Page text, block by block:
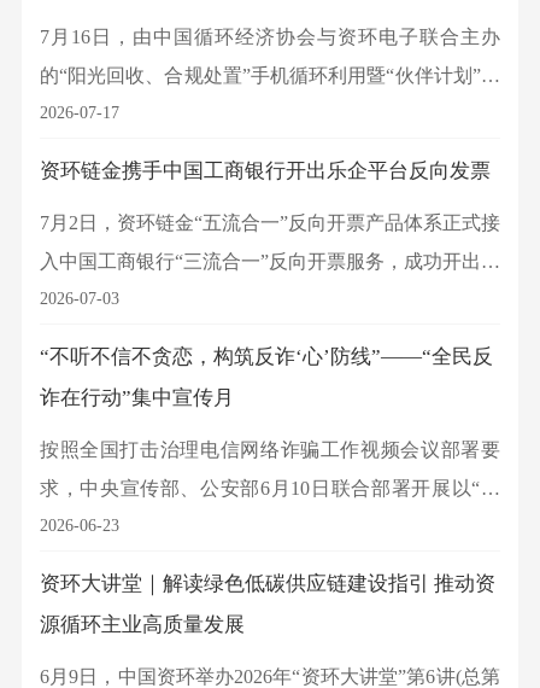
共同为新公司揭牌。
7月16日，由中国循环经济协会与资环电子联合主办
的“阳光回收、合规处置”手机循环利用暨“伙伴计划”工
作推进会在广东汕头召开。本次会议聚焦产业链协
图。
2026-07-17
资环链金携手中国工商银行开出乐企平台反向发票
7月2日，资环链金“五流合一”反向开票产品体系正式接
入中国工商银行“三流合一”反向开票服务，成功开出双
方合作后的首张乐企平台反向发票。
2026-07-03
“不听不信不贪恋，构筑反诈‘心’防线”——“全民反
诈在行动”集中宣传月
按照全国打击治理电信网络诈骗工作视频会议部署要
求，中央宣传部、公安部6月10日联合部署开展以“不
听不信不贪恋，构筑反诈‘心’防线”为主题的“全民反诈
2026-06-23
资环大讲堂｜解读绿色低碳供应链建设指引 推动资
源循环主业高质量发展
6月9日，中国资环举办2026年“资环大讲堂”第6讲(总第